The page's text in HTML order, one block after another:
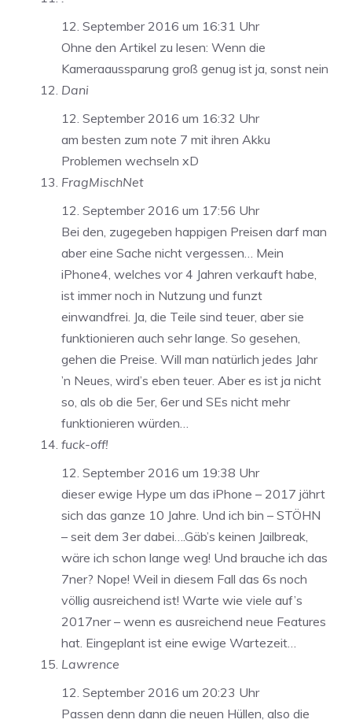
12. September 2016 um 16:31 Uhr
Ohne den Artikel zu lesen: Wenn die
Kameraaussparung groß genug ist ja, sonst nein
Dani
12. September 2016 um 16:32 Uhr
am besten zum note 7 mit ihren Akku
Problemen wechseln xD
FragMischNet
12. September 2016 um 17:56 Uhr
Bei den, zugegeben happigen Preisen darf man
aber eine Sache nicht vergessen… Mein
iPhone4, welches vor 4 Jahren verkauft habe,
ist immer noch in Nutzung und funzt
einwandfrei. Ja, die Teile sind teuer, aber sie
funktionieren auch sehr lange. So gesehen,
gehen die Preise. Will man natürlich jedes Jahr
’n Neues, wird’s eben teuer. Aber es ist ja nicht
so, als ob die 5er, 6er und SEs nicht mehr
funktionieren würden…
fuck-off!
12. September 2016 um 19:38 Uhr
dieser ewige Hype um das iPhone – 2017 jährt
sich das ganze 10 Jahre. Und ich bin – STÖHN
– seit dem 3er dabei….Gäb’s keinen Jailbreak,
wäre ich schon lange weg! Und brauche ich das
7ner? Nope! Weil in diesem Fall das 6s noch
völlig ausreichend ist! Warte wie viele auf’s
2017ner – wenn es ausreichend neue Features
hat. Eingeplant ist eine ewige Wartezeit…
Lawrence
12. September 2016 um 20:23 Uhr
Passen denn dann die neuen Hüllen, also die